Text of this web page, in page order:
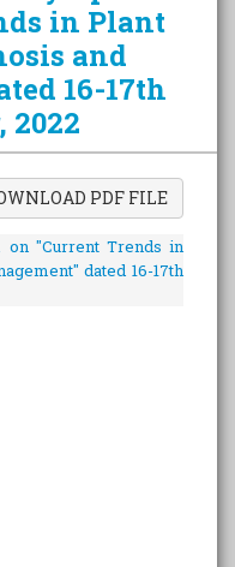
in Plant
and
16-17th
2022
PDF FILE
on "Current Trends in
dated 16-17th